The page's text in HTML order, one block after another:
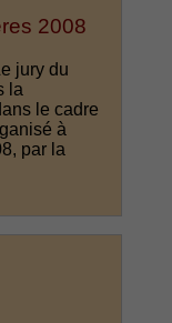
2008
jury du
la
le cadre
à
par la